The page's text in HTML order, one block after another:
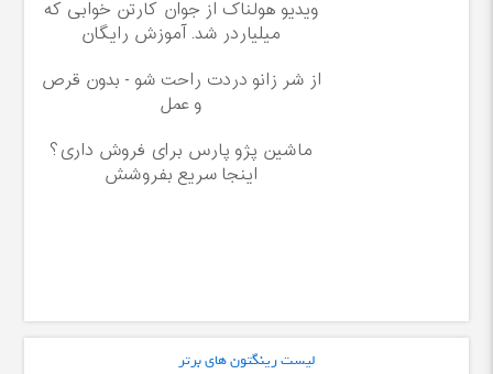
ویدیو هولناک از جوان کارتن خوابی که
میلیاردر شد. آموزش رایگان
از شر زانو دردت راحت شو - بدون قرص
و عمل
ماشین پژو پارس برای فروش داری؟
اینجا سریع بفروشش
لیست رینگتون های برتر